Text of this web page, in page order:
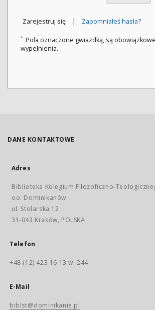
Zarejestruj się | Zapomniałeś hasła?
* Pola oznaczone gwiazdką, są
wypełnienia.
DANE KONTAKTOWE
Adres
Biblioteka Kolegium Filozoficzno-
oo. Dominikanów
ul. Stolarska 12
31-043 Kraków, POLSKA
Telefon
+48 (12) 423 16 13 w. 244
E-Mail
biblst@dominikanie.pl